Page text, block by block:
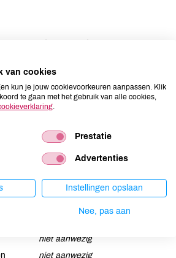
niet aanwezig
niet aanwezig
niet aanwezig
niet aanwezig
niet aanwezig
niet aanwezig
niet aanwezig
niet aanwezig
niet aanwezig
van cookies
kun je jouw cookievoorkeuren aanpassen. Klik
te gaan met het gebruik van alle cookies,
Prestatie
Advertenties
Instellingen opslaan
Nee, pas aan